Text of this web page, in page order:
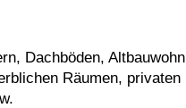
Dachböden,
Räumen, privaten